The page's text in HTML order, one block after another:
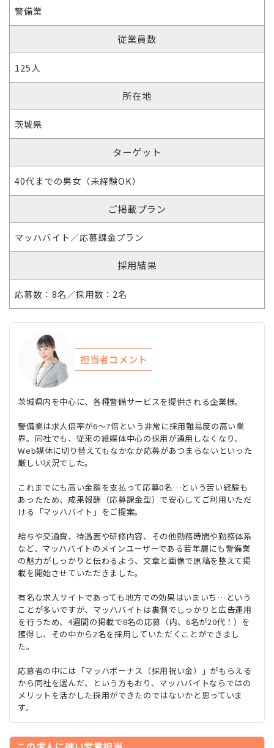
警備業
従業員数
125人
所在地
茨城県
ターゲット
40代までの男女（未経験OK）
ご掲載プラン
マッハバイト／応募課金プラン
採用結果
応募数：8名／採用数：2名
担当者コメント
茨城県内を中心に、各種警備サービスを提供される企業様。
警備業は求人倍率が6～7倍という非常に採用難易度の高い業
界。同社でも、従来の紙媒体中心の採用が通用しなくなり、
Web媒体に切り替えてもなかなか応募があつまらないといった
厳しい状況でした。
これまでにも高い金額を支払って応募0名…という苦い経験も
あったため、成果報酬（応募課金型）で安心してご利用いただ
ける「マッハバイト」をご提案。
給与や交通費、待遇面や研修内容、その他勤務時間や勤務体系
など、マッハバイトのメインユーザーである若年層にも警備業
の魅力がしっかりと伝わるよう、文章と画像で原稿を整えて掲
載を開始させていただきました。
有名な求人サイトであっても地方での効果はいまいち…という
ことが多いですが、マッハバイトは裏側でしっかりと広告運用
を行うため、4週間の掲載で8名の応募（内、6名が20代！）を
獲得し、その中から2名を採用していただくことができまし
た。
応募者の中には「マッハボーナス（採用祝い金）」がもらえる
から同社を選んだ、という方もおり、マッハバイトならではの
メリットを活かした採用ができたのではないかと思っていま
す。